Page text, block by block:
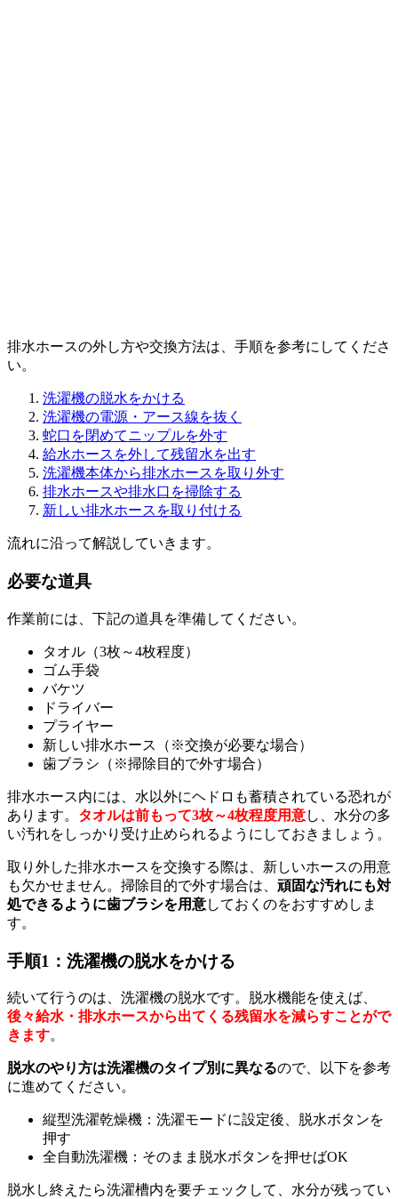
排水ホースの外し方や交換方法は、手順を参考にしてくださ
い。
洗濯機の脱水をかける
洗濯機の電源・アース線を抜く
蛇口を閉めてニップルを外す
給水ホースを外して残留水を出す
洗濯機本体から排水ホースを取り外す
排水ホースや排水口を掃除する
新しい排水ホースを取り付ける
流れに沿って解説していきます。
必要な道具
作業前には、下記の道具を準備してください。
タオル（3枚～4枚程度）
ゴム手袋
バケツ
ドライバー
プライヤー
新しい排水ホース（※交換が必要な場合）
歯ブラシ（※掃除目的で外す場合）
排水ホース内には、水以外にヘドロも蓄積されている恐れが
あります。 タオルは前もって3枚～4枚程度用意し、水分の多
い汚れをしっかり受け止められるようにしておきましょう。
取り外した排水ホースを交換する際は、新しいホースの用意
も欠かせません。掃除目的で外す場合は、 頑固な汚れにも対
処できるように歯ブラシを用意しておくのをおすすめしま
す。
手順1：洗濯機の脱水をかける
続いて行うのは、洗濯機の脱水です。脱水機能を使えば、
後々給水・排水ホースから出てくる残留水を減らすことがで
きます。
脱水のやり方は洗濯機のタイプ別に異なるので、以下を参考
に進めてください。
縦型洗濯乾燥機：洗濯モードに設定後、脱水ボタンを
押す
全自動洗濯機：そのまま脱水ボタンを押せばOK
脱水し終えたら洗濯槽内を要チェックして、水分が残ってい